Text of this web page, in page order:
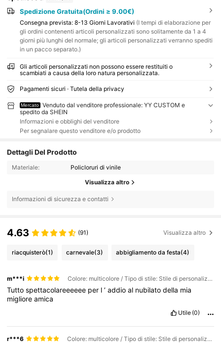
Spedizione Gratuita(Ordini ≥ 9.00€)
Consegna prevista: 8-13 Giorni Lavorativi (I tempi di elaborazione per
gli ordini contenenti articoli personalizzati sono solitamente da 1 a 4
giorni più lunghi del normale; gli articoli personalizzati verranno spediti
in un pacco separato.)
Gli articoli personalizzati non possono essere restituiti o
scambiati a causa della loro natura personalizzata.
Pagamenti sicuri · Tutela della privacy
Mercato
Venduto dal venditore professionale: YY CUSTOM e
spedito da SHEIN
Informazioni e obblighi del venditore
Per segnalare questo venditore e/o prodotto
Dettagli Del Prodotto
Materiale: Policloruri di vinile
Visualizza altro
Informazioni di sicurezza e contatti
4.63 (91) Visualizza altro
riacquisterò(1) carnevale(3) abbigliamento da festa(4)
m***i Colore: multicolore / Tipo di stile: Stile di personalizzazione dell'immagine B / Misure: rosa rossa
Tuttospettacolareeeeee per l’addioal nubilatodella mia
miglioreamica
Utile (0)
r***6 Colore: multicolore / Tipo di stile: Stile di personalizzazione dell'immagine A / Misure: nero